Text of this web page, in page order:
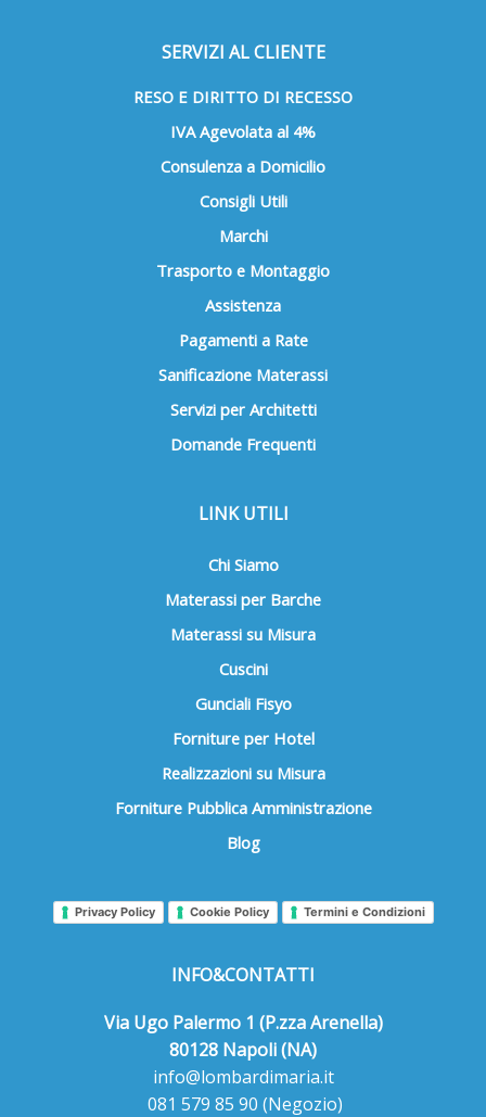
SERVIZI AL CLIENTE
RESO E DIRITTO DI RECESSO
IVA Agevolata al 4%
Consulenza a Domicilio
Consigli Utili
Marchi
Trasporto e Montaggio
Assistenza
Pagamenti a Rate
Sanificazione Materassi
Servizi per Architetti
Domande Frequenti
LINK UTILI
Chi Siamo
Materassi per Barche
Materassi su Misura
Cuscini
Gunciali Fisyo
Forniture per Hotel
Realizzazioni su Misura
Forniture Pubblica Amministrazione
Blog
Privacy Policy Cookie Policy Termini e Condizioni
INFO&CONTATTI
Via Ugo Palermo 1 (P.zza Arenella)
80128 Napoli (NA)
info@lombardimaria.it
081 579 85 90 (Negozio)